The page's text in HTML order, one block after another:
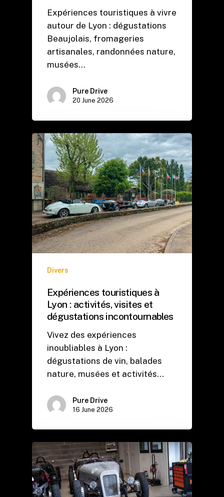
Expériences touristiques à vivre
autour de Lyon : dégustations
Beaujolais, fromageries
artisanales, randonnées nature,
musées…
Pure Drive
20 June 2026
Divers
Expériences touristiques à
Lyon : activités, visites et
dégustations incontournables
Vivez des expériences
inoubliables à Lyon :
dégustations de vin, balades
nature, musées et activités…
Pure Drive
16 June 2026